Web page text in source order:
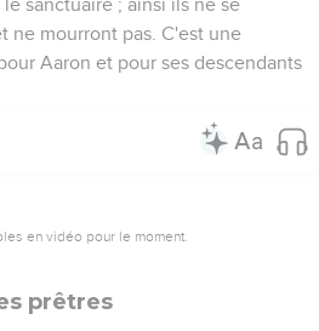
sanctuaire ; ainsi ils ne se
ne mourront pas. C'est une
Aaron et pour ses descendants
en vidéo pour le moment.
prêtres